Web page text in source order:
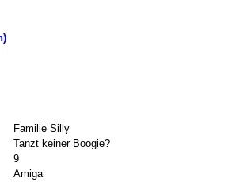
Familie Silly
Tanzt keiner Boogie?
9
Amiga